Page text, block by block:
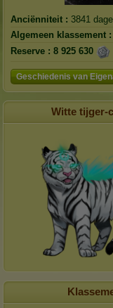
Anciënniteit : 3841
Algemeen klassement :
Reserve : 8 925 630
Geschiedenis van
Witte tijger-